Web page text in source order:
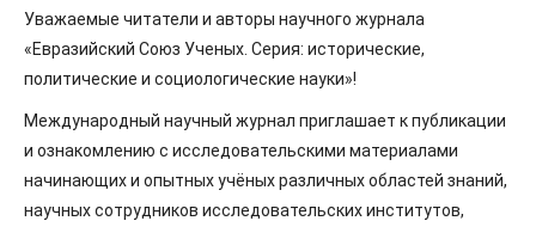
Уважаемые читатели и авторы научного журнала
«Евразийский Союз Ученых. Серия: исторические,
политические и социологические науки»!
Международный научный журнал приглашает к публикации
и ознакомлению с исследовательскими материалами
начинающих и опытных учёных различных областей знаний,
научных сотрудников исследовательских институтов,